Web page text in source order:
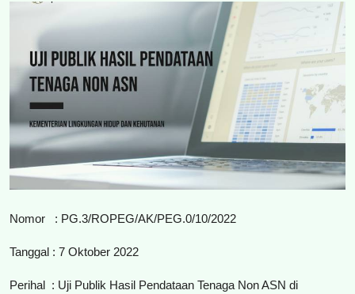
Nomor : PG.3/ROPEG/AK/PEG.0/10/2022
Tanggal : 7 Oktober 2022
Perihal : Uji Publik Hasil Pendataan Tenaga Non ASN di